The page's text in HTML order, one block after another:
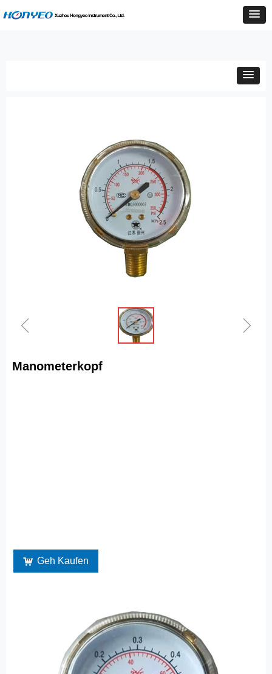
ꁆ ꁇ
Manometerkopf
낙 Geh Kaufen